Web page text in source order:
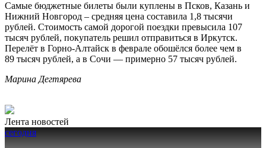
Самые бюджетные билеты были куплены в Псков, Казань и
Нижний Новгород – средняя цена составила 1,8 тысячи
рублей. Стоимость самой дорогой поездки превысила 107
тысяч рублей, покупатель решил отправиться в Иркутск.
Перелёт в Горно-Алтайск в феврале обошёлся более чем в
89 тысяч рублей, а в Сочи — примерно 57 тысяч рублей.
Марина Дегтярева
Лента новостей
сегодня